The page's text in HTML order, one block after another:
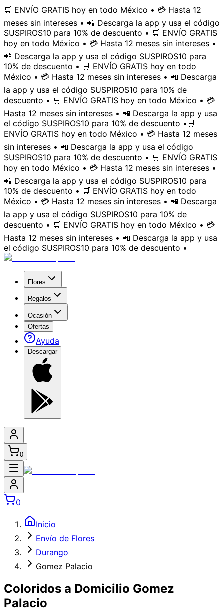
🛒 ENVÍO GRATIS hoy en todo México • 💳 Hasta 12
meses sin intereses • 📲 Descarga la app y usa el código
SUSPIROS10 para 10% de descuento • 🛒 ENVÍO GRATIS
hoy en todo México • 💳 Hasta 12 meses sin intereses •
📲 Descarga la app y usa el código SUSPIROS10 para
10% de descuento • 🛒 ENVÍO GRATIS hoy en todo
México • 💳 Hasta 12 meses sin intereses • 📲 Descarga
la app y usa el código SUSPIROS10 para 10% de
descuento • 🛒 ENVÍO GRATIS hoy en todo México • 💳
Hasta 12 meses sin intereses • 📲 Descarga la app y usa
el código SUSPIROS10 para 10% de descuento • 🛒
ENVÍO GRATIS hoy en todo México • 💳 Hasta 12 meses
sin intereses • 📲 Descarga la app y usa el código
SUSPIROS10 para 10% de descuento • 🛒 ENVÍO GRATIS
hoy en todo México • 💳 Hasta 12 meses sin intereses •
📲 Descarga la app y usa el código SUSPIROS10 para
10% de descuento • 🛒 ENVÍO GRATIS hoy en todo
México • 💳 Hasta 12 meses sin intereses • 📲 Descarga
la app y usa el código SUSPIROS10 para 10% de
descuento • 🛒 ENVÍO GRATIS hoy en todo México • 💳
Hasta 12 meses sin intereses • 📲 Descarga la app y usa
el código SUSPIROS10 para 10% de descuento •
Flores
Regalos
Ocasión
Ofertas
Ayuda
Descargar
0
0
Inicio
Envío de Flores
Durango
Gomez Palacio
Coloridos a Domicilio Gomez
Palacio